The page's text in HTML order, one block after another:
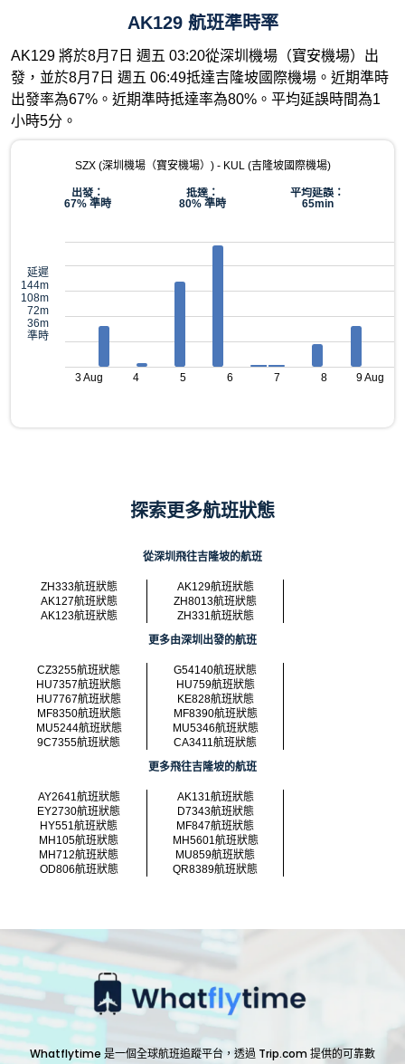
AK129 航班準時率
AK129 將於8月7日 週五 03:20從深圳機場（寶安機場）出
發，並於8月7日 週五 06:49抵達吉隆坡國際機場。近期準時
出發率為67%。近期準時抵達率為80%。平均延誤時間為1
小時5分。
SZX (深圳機場（寶安機場）) - KUL (吉隆坡國際機場)
出發：
67% 準時
抵達：
80% 準時
平均延誤：
65min
延遲
144m
108m
72m
36m
準時
3 Aug 4 5 6 7 8 9 Aug
探索更多航班狀態
從深圳飛往吉隆坡的航班
ZH333航班狀態
AK129航班狀態
AK127航班狀態
ZH8013航班狀態
AK123航班狀態
ZH331航班狀態
更多由深圳出發的航班
CZ3255航班狀態
G54140航班狀態
HU7357航班狀態
HU759航班狀態
HU7767航班狀態
KE828航班狀態
MF8350航班狀態
MF8390航班狀態
MU5244航班狀態
MU5346航班狀態
9C7355航班狀態
CA3411航班狀態
更多飛往吉隆坡的航班
AY2641航班狀態
AK131航班狀態
EY2730航班狀態
D7343航班狀態
HY551航班狀態
MF847航班狀態
MH105航班狀態
MH5601航班狀態
MH712航班狀態
MU859航班狀態
OD806航班狀態
QR8389航班狀態
Whatflytime 是一個全球航班追蹤平台，透過 Trip.com 提供的可靠數